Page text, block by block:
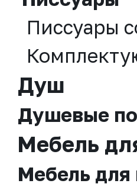
Писсуары
Душ
Душевые
Мебель
Мебель для